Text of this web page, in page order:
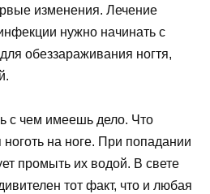
изменения. Лечение
нужно начинать с
обеззараживания ногтя,
с чем имеешь дело. Что
ноготь на ноге. При попадании
промыть их водой. В свете
тот факт, что и любая